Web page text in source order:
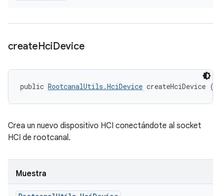
createHciDevice
public RootcanalUtils.HciDevice createHciDevice ()
Crea un nuevo dispositivo HCI conectándote al socket
HCI de rootcanal.
Muestra